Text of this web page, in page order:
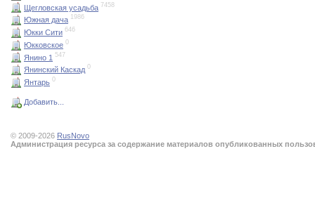
Щегловская усадьба 7458
Южная дача 1986
Юкки Сити 646
Юкковское 0
Янино 1 547
Янинский Каскад 0
Янтарь 0
Добавить...
© 2009-2026 RusNovo
Администрация ресурса за содержание материалов опубликованных